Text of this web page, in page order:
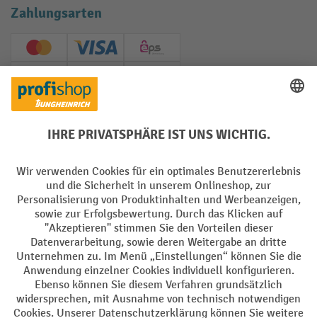
Zahlungsarten
Creditcard (Master)Creditcard (Visa)
EPS
PayPal
Soziale Netzwerke
Impressum Datenschutz
Barrierefreiheit Privacy Settings
Alle Preise exkl. gesetzl. Mehrwertsteuer zzgl.Versandkostenund ggf.
Nachnahmegebühren, wenn nicht anders angegeben.